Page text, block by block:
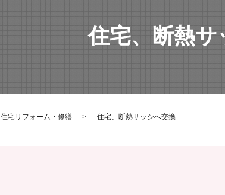
住宅、断熱サ
住宅リフォーム・修繕 住宅、断熱サッシへ交換